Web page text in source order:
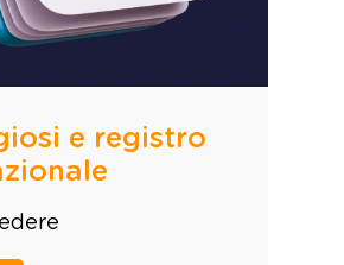
e registro